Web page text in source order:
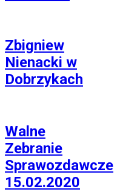
Zbigniew
Nienacki w
Dobrzykach
Walne
Zebranie
Sprawozdawcze
15.02.2020